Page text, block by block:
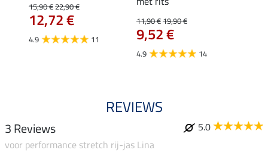
15,90 €22,90 €
12,72 €
4.9 11
11,90 €19,90 €
9,52 €
4.9 14
REVIEWS
3 Reviews
5.0
voor performance stretch rij-jas Lina